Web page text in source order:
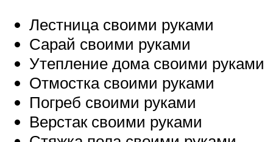
Лестница своими руками
Сарай своими руками
Утепление дома своими руками
Отмостка своими руками
Погреб своими руками
Верстак своими руками